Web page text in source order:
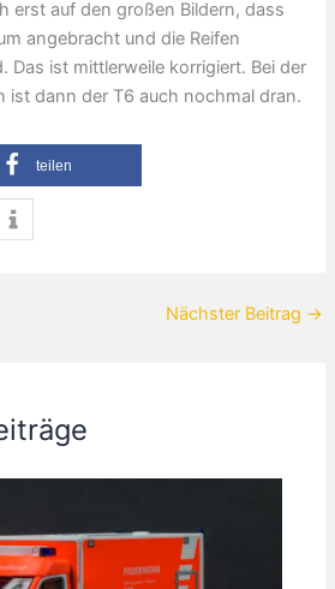
erst auf den großen Bildern, dass
angebracht und die Reifen
Das ist mittlerweile korrigiert. Bei der
ist dann der T6 auch nochmal dran.
teilen
Nächster Beitrag →